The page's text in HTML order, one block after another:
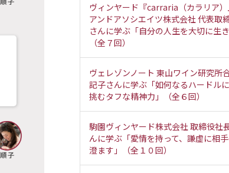
ヴィンヤード『carraria（カラリア）
アンドアソシエイツ株式会社 代表取
さんに学ぶ「自分の人生を大切に生き
（全７回）
ヴェレゾンノート 東山ワイン研究所
記子さんに学ぶ「如何なるハードル
挑むタフな精神力」（全６回）
駒園ヴィンヤード株式会社 取締役社
んに学ぶ「愛情を持って、謙虚に相
澄ます」（全１０回）